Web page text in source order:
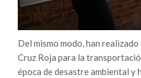
Del mismo modo, han
Cruz Roja para la
época de desastre ambiental y